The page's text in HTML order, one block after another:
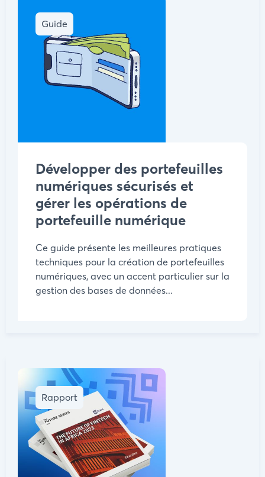
Guide
Développer des portefeuilles
numériques sécurisés et
gérer les opérations de
portefeuille numérique
Ce guide présente les meilleures pratiques
techniques pour la création de portefeuilles
numériques, avec un accent particulier sur la
gestion des bases de données...
Rapport